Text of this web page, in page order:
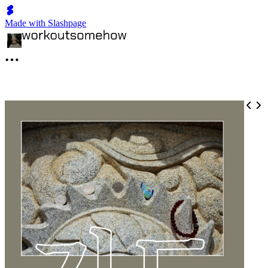
Made with Slashpage